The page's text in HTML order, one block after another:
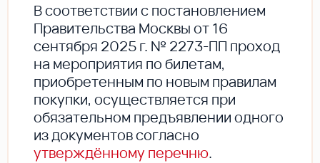
В соответствии с постановлением
Правительства Москвы от 16
сентября 2025 г. № 2273-ПП проход
на мероприятия по билетам,
приобретенным по новым правилам
покупки, осуществляется при
обязательном предъявлении одного
из документов согласно
утверждённому перечню.